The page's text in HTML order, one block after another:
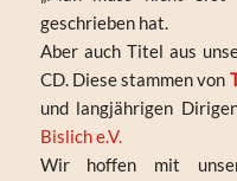
geschrieben hat.
Aber auch Titel aus
CD. Diese stammen von
und langjährigen
Bislich e.V.
Wir hoffen mit